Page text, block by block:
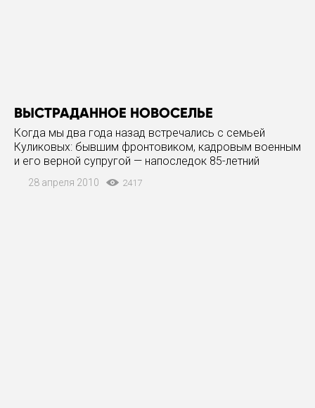
ВЫСТРАДАННОЕ НОВОСЕЛЬЕ
Когда мы два года назад встречались с семьей
Куликовых: бывшим фронтовиком, кадровым военным
и его верной супругой — напоследок 85-летний
Алексей Иванович сказал: "Пожелайте нам скорого
новоселья!" Пожилая чета прощалась с газетчиками
28 апреля 2010 2417